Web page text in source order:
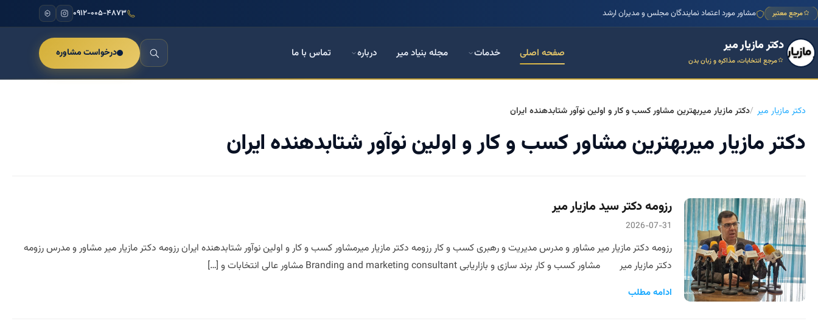
مرجع معتبر مشاور مورد اعتماد نمایندگان مجلس و مدیران ارشد ۰۹۱۲-۰۰۵-۴۸۷۳
دکتر مازیار میر
مرجع انتخابات، مذاکره و زبان بدن
صفحه اصلی خدمات مجله بنیاد میر درباره تماس با ما درخواست مشاوره
دکتر مازیار میر دکتر مازیار میربهترین مشاور کسب و کار و اولین نوآور شتابدهنده ایران
دکتر مازیار میربهترین مشاور کسب و کار و اولین نوآور شتابدهنده ایران
رزومه دکتر سید مازیار میر
2026-07-31
رزومه دکتر مازیار میر مشاور و مدرس مدیریت و رهبری کسب و کار رزومه دکتر مازیار میرمشاور کسب و کار و اولین نوآور شتابدهنده ایران رزومه دکتر مازیار میر مشاور و مدرس رزومه
دکتر مازیار میر مشاور کسب و کار برند سازی و بازاریابی Branding and marketing consultant مشاور عالی انتخابات و […]
ادامه مطلب